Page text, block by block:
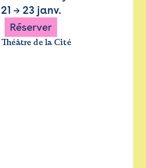
21 → 23 janv.
Réserver
Théâtre de la Cité